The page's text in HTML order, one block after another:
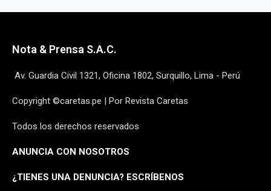
Nota & Prensa S.A.C.
Av. Guardia Civil 1321, Oficina 1802, Surquillo, Lima - Perú
Copyright ©caretas.pe | Por Revista Caretas
Todos los derechos reservados
ANUNCIA CON NOSOTROS
¿TIENES UNA DENUNCIA? ESCRÍBENOS